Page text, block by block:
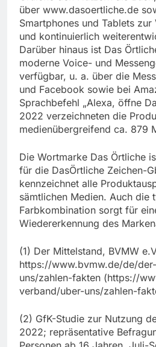
über www.dasoertliche.de
Smartphones und Tablets zur
und kontinuierlich
Darüber hinaus ist Das
moderne Voice- und
verfügbar, u. a. über die
und Facebook sowie bei
Sprachbefehl „Alexa, öffne
2022 verzeichneten die
medienübergreifend ca. 879
Die Wortmarke Das Örtliche
für die DasÖrtliche Zeichen-
kennzeichnet alle
sämtlichen Medien. Auch die
Farbkombination sorgt für
Wiedererkennung des
(1) Der Mittelstand, BVMW
https://www.bvmw.de/de/
uns/zahlen-fakten (https://
verband/uber-uns/zahlen-
(2) GfK-Studie zur Nutzung
2022; repräsentative